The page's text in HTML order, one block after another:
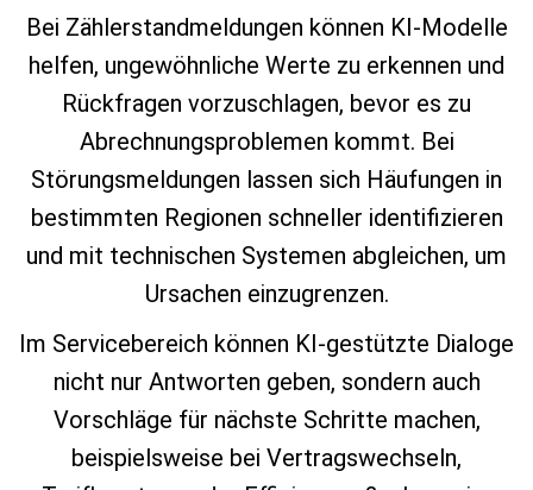
Bei Zählerstandmeldungen können KI‑Modelle
helfen, ungewöhnliche Werte zu erkennen und
Rückfragen vorzuschlagen, bevor es zu
Abrechnungsproblemen kommt. Bei
Störungsmeldungen lassen sich Häufungen in
bestimmten Regionen schneller identifizieren
und mit technischen Systemen abgleichen, um
Ursachen einzugrenzen.
Im Servicebereich können KI‑gestützte Dialoge
nicht nur Antworten geben, sondern auch
Vorschläge für nächste Schritte machen,
beispielsweise bei Vertragswechseln,